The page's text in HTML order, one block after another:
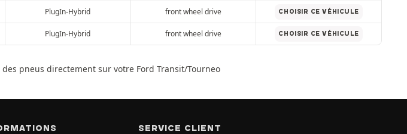
PlugIn-Hybrid front wheel drive CHOISIR CE VÉHICULE
PlugIn-Hybrid front wheel drive CHOISIR CE VÉHICULE
pneus directement sur votre Ford Transit/Tourneo
SERVICE CLIENT